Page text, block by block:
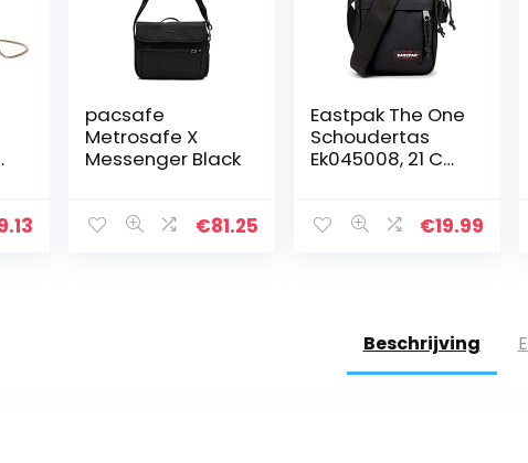
pacsafe
Metrosafe X
Messenger Black
€81.25
Eastpak The One
Schoudertas
Ek045008, 21 Cm,
€19.99
Beschrijving